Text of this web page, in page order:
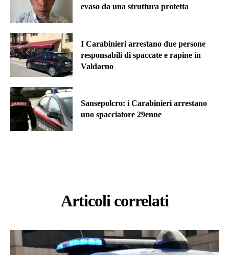
evaso da una struttura protetta
I Carabinieri arrestano due persone
responsabili di spaccate e rapine in
Valdarno
Sansepolcro: i Carabinieri arrestano
uno spacciatore 29enne
Articoli correlati